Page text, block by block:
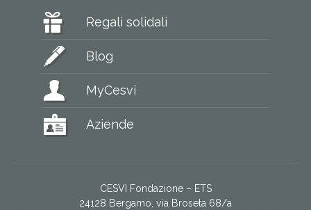
Regali solidali
Blog
MyCesvi
Aziende
CESVI Fondazione – ETS
24128 Bergamo, via Broseta 68/a